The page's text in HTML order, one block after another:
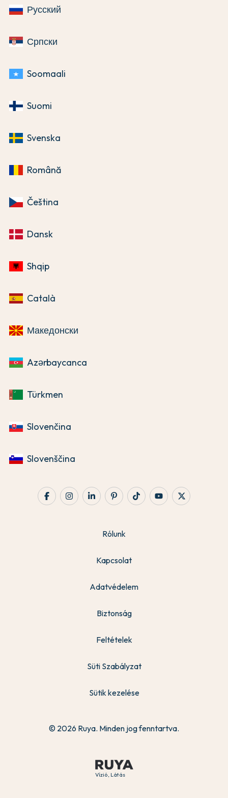
Русский
Српски
Soomaali
Suomi
Svenska
Română
Čeština
Dansk
Shqip
Català
Македонски
Azərbaycanca
Türkmen
Slovenčina
Slovenščina
Vízió, Látás
Rólunk
Kapcsolat
Adatvédelem
Biztonság
Feltételek
Süti Szabályzat
Sütik kezelése
© 2026 Ruya. Minden jog fenntartva.